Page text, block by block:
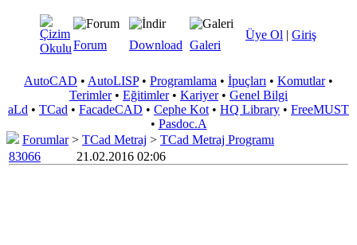
Üye Ol | Giriş
Forum Download Galeri
AutoCAD • AutoLISP• Programlama • İpuçları • Komutlar•
Terimler• Eğitimler• Kariyer• Genel Bilgi
aLd • TCad • FacadeCAD • Cephe Kot • HQ Library • FreeMUST
• Pasdoc.A
Forumlar> TCad Metraj > TCad Metraj Programı
83066
21.02.2016 02:06